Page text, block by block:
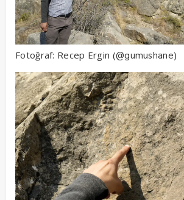
Fotoğraf: Recep Ergin (@gumushane)